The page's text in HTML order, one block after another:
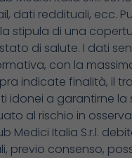
dati reddituali, ecc.
stipula di una
di salute. I dati
con la
indicate finalità, il
idonei a garantirne
al rischio in
Medici Italia S.r.l.
previo consenso,